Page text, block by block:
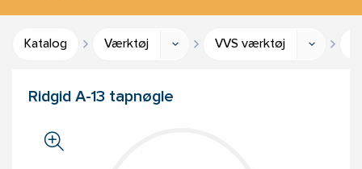
Katalog Værktøj VVS værktøj
Ridgid A-13 tapnøgle